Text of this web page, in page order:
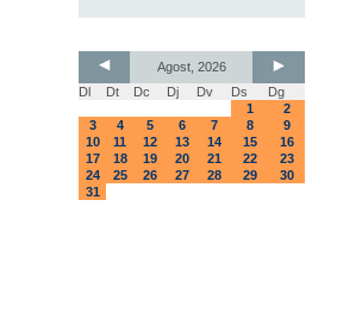
Agost, 2026
Dl
Dt Dc Dj Dv Ds
Dg
1
2
3
4 5 6 7 8
9
10
11 12 13 14 15
16
17
18 19 20 21 22
23
24
25 26 27 28 29
30
31